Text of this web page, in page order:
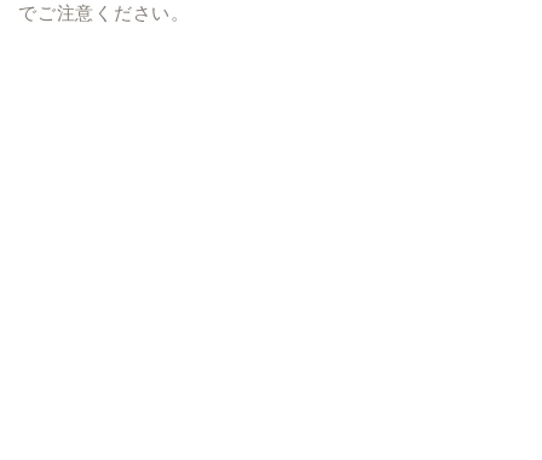
でご注意ください。